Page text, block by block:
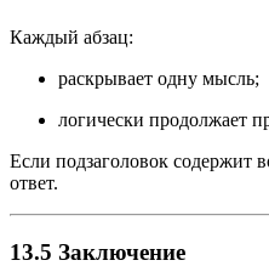
Каждый абзац:
раскрывает одну мысль;
логически продолжает
Если подзаголовок содержит
ответ.
13.5 Заключение